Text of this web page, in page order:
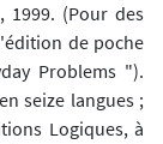
1999. (Pour des
de poche
Problems ").
seize langues ;
Logiques, à